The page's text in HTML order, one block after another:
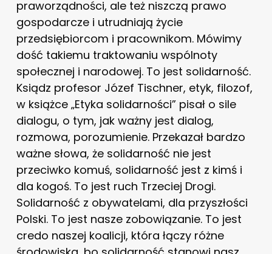
praworządności, ale też niszczą prawo
gospodarcze i utrudniają życie
przedsiębiorcom i pracownikom. Mówimy
dość takiemu traktowaniu wspólnoty
społecznej i narodowej. To jest solidarność.
Ksiądz profesor Józef Tischner, etyk, filozof,
w książce „Etyka solidarności” pisał o sile
dialogu, o tym, jak ważny jest dialog,
rozmowa, porozumienie. Przekazał bardzo
ważne słowa, że solidarność nie jest
przeciwko komuś, solidarność jest z kimś i
dla kogoś. To jest ruch Trzeciej Drogi.
Solidarność z obywatelami, dla przyszłości
Polski. To jest nasze zobowiązanie. To jest
credo naszej koalicji, która łączy różne